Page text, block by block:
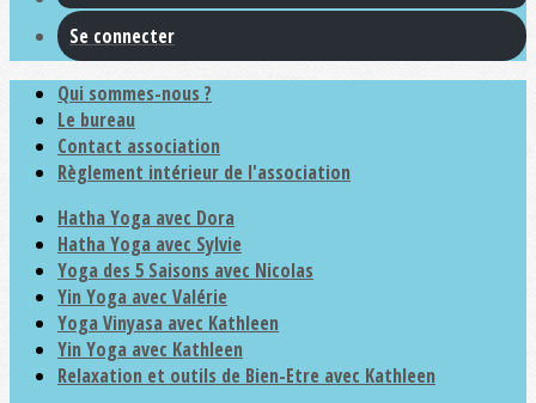
Se connecter
Qui sommes-nous ?
Le bureau
Contact association
Règlement intérieur de l'association
Hatha Yoga avec Dora
Hatha Yoga avec Sylvie
Yoga des 5 Saisons avec Nicolas
Yin Yoga avec Valérie
Yoga Vinyasa avec Kathleen
Yin Yoga avec Kathleen
Relaxation et outils de Bien-Etre avec Kathleen